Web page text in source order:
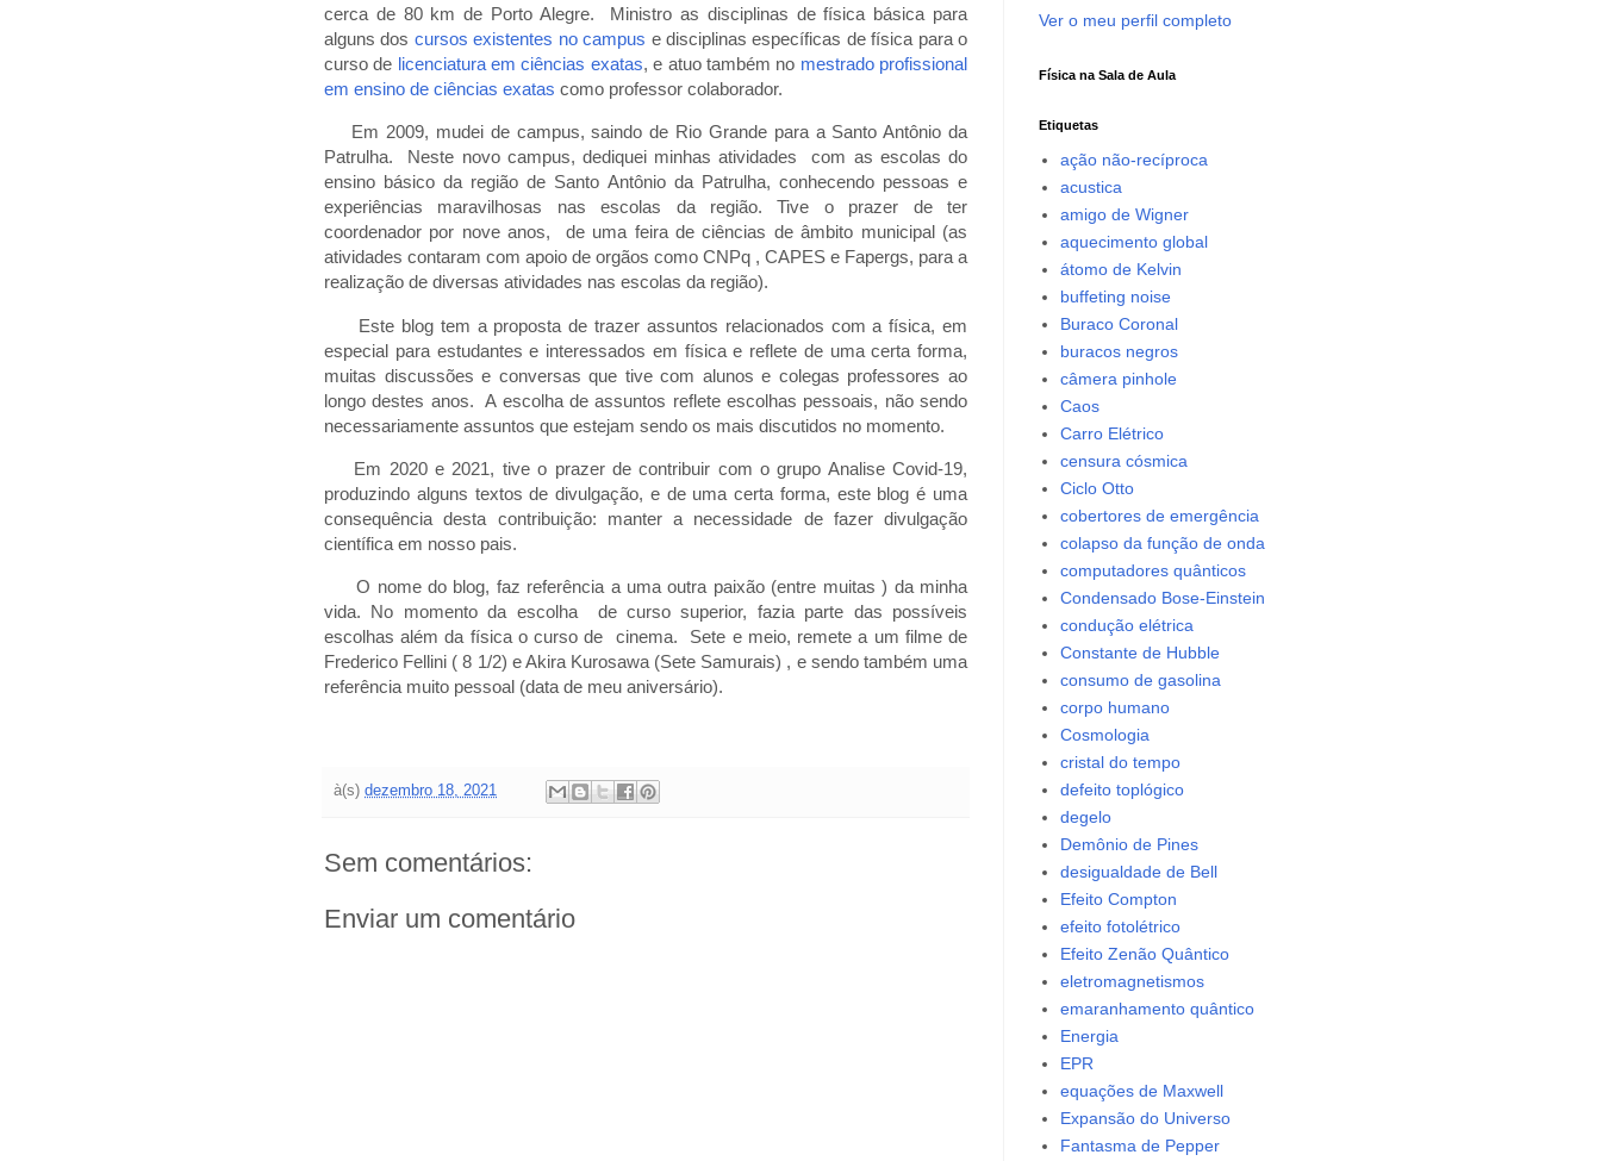
cerca de 80 km de Porto Alegre. Ministro as disciplinas de física básica para
alguns dos cursos existentes no campus e disciplinas específicas de física para o
curso de licenciatura em ciências exatas, e atuo também no mestrado profissional
em ensino de ciências exatas como professor colaborador.
Em 2009, mudei de campus, saindo de Rio Grande para a Santo Antônio da
Patrulha. Neste novo campus, dediquei minhas atividades com as escolas do
ensino básico da região de Santo Antônio da Patrulha, conhecendo pessoas e
experiências maravilhosas nas escolas da região. Tive o prazer de ter
coordenador por nove anos, de uma feira de ciências de âmbito municipal (as
atividades contaram com apoio de orgãos como CNPq , CAPES e Fapergs, para a
realização de diversas atividades nas escolas da região).
Este blog tem a proposta de trazer assuntos relacionados com a física, em
especial para estudantes e interessados em física e reflete de uma certa forma,
muitas discussões e conversas que tive com alunos e colegas professores ao
longo destes anos. A escolha de assuntos reflete escolhas pessoais, não sendo
necessariamente assuntos que estejam sendo os mais discutidos no momento.
Em 2020 e 2021, tive o prazer de contribuir com o grupo Analise Covid-19,
produzindo alguns textos de divulgação, e de uma certa forma, este blog é uma
consequência desta contribuição: manter a necessidade de fazer divulgação
científica em nosso pais.
O nome do blog, faz referência a uma outra paixão (entre muitas ) da minha
vida. No momento da escolha de curso superior, fazia parte das possíveis
escolhas além da física o curso de cinema. Sete e meio, remete a um filme de
Frederico Fellini ( 8 1/2) e Akira Kurosawa (Sete Samurais) , e sendo também uma
referência muito pessoal (data de meu aniversário).
à(s) dezembro 18, 2021
Sem comentários:
Enviar um comentário
Ver o meu perfil completo
Física na Sala de Aula
Etiquetas
ação não-recíproca
acustica
amigo de Wigner
aquecimento global
átomo de Kelvin
buffeting noise
Buraco Coronal
buracos negros
câmera pinhole
Caos
Carro Elétrico
censura cósmica
Ciclo Otto
cobertores de emergência
colapso da função de onda
computadores quânticos
Condensado Bose-Einstein
condução elétrica
Constante de Hubble
consumo de gasolina
corpo humano
Cosmologia
cristal do tempo
defeito toplógico
degelo
Demônio de Pines
desigualdade de Bell
Efeito Compton
efeito fotolétrico
Efeito Zenão Quântico
eletromagnetismos
emaranhamento quântico
Energia
EPR
equações de Maxwell
Expansão do Universo
Fantasma de Pepper